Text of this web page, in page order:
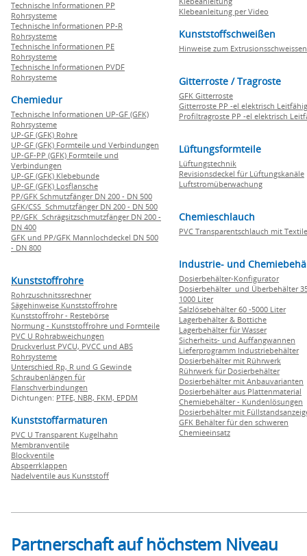
Technische Informationen PP
Rohrsysteme
Technische Informationen PP-R
Rohrsysteme
Technische Informationen PE
Rohrsysteme
Technische Informationen PVDF
Rohrsysteme
Chemiedur
Technische Informationen UP-GF (GFK)
Rohrsysteme
UP-GF (GFK) Rohre
UP-GF (GFK) Formteile und Verbindungen
UP-GF-PP (GFK) Formteile und
Verbindungen
UP-GF (GFK) Klebebunde
UP-GF (GFK) Losflansche
PP/GFK Schmutzfänger DN 200 - DN 500
GFK/CSS Schmutzfänger DN 200 - DN 500
PP/GFK Schrägsitzschmutzfänger DN 200 -
DN 400
GFK und PP/GFK Mannlochdeckel DN 500
- DN 800
Kunststoffrohre
Rohrzuschnitssrechner
Sägehinweise Kunststoffrohre
Kunststoffrohr - Restebörse
Normung - Kunststoffrohre und Formteile
PVC U Rohrabweichungen
Druckverlust PVCU, PVCC und ABS
Rohrsysteme
Unterschied Rp, R und G Gewinde
Schraubenlängen für
Flanschverbindungen
Dichtungen: PTFE, NBR, FKM, EPDM
Kunststoffarmaturen
PVC U Transparent Kugelhahn
Membranventile
Blockventile
Absperrklappen
Nadelventile aus Kunststoff
Klebeanleitung per Video
Kunststoffschweißen
Hinweise zum Extrusionsschweissen
Gitterroste / Tragroste
GFK Gitterroste
Gitterroste PP -el elektrisch Leitfähig
Profiltragroste PP -el elektrisch
Lüftungsformteile
Lüftungstechnik
Revisionsdeckel für Lüftungskanäle
Luftstromüberwachung
Chemieschlauch
PVC Transparentschlauch mit
Industrie- und
Dosierbehälter-Konfigurator
Dosierbehälter und Überbehälter
1000 Liter
Salzlösebehälter 60 -5000 Liter
Lagerbehälter & Bottiche
Lagerbehälter für Wasser
Sicherheits- und Auffangwannen
Lieferprogramm Industriebehälter
Dosierbehälter mit Rührwerk
Rührwerk für Dosierbehälter
Dosierbehälter mit Anbauvarianten
Dosierbehälter aus Plattenmaterial
Chemiebehälter - Kundenlösungen
Dosierbehälter mit
GFK Behälter für den schweren
Chemieeinsatz
Partnerschaft auf höchstem Niveau